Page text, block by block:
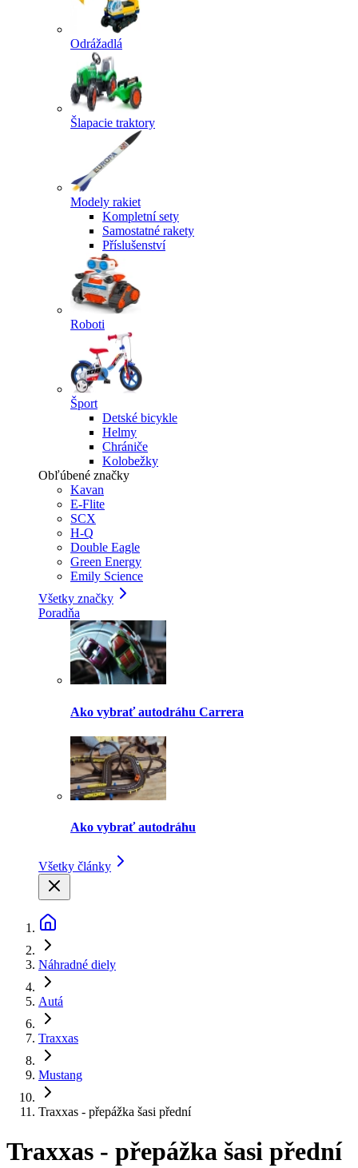
Odrážadlá
Šlapacie traktory
Modely rakiet
Kompletní sety
Samostatné rakety
Příslušenství
Roboti
Šport
Detské bicykle
Helmy
Chrániče
Kolobežky
Obľúbené značky
Kavan
E-Flite
SCX
H-Q
Double Eagle
Green Energy
Emily Science
Všetky značky
Poradňa
Ako vybrať autodráhu Carrera
Ako vybrať autodráhu
Všetky články
Náhradné diely
Autá
Traxxas
Mustang
Traxxas - přepážka šasi přední
Traxxas - přepážka šasi přední